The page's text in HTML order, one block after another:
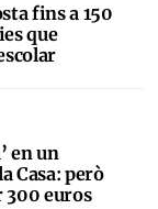
fins a 150
que
en un
Casa: però
300 euros